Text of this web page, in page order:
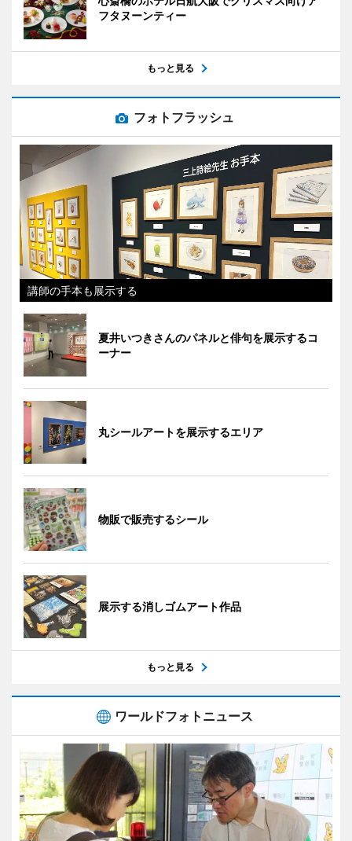
フタヌーンティー
もっと見る
フォトフラッシュ
講師の手本も展示する
夏井いつきさんのパネルと俳句を展示するコ
ーナー
丸シールアートを展示するエリア
物販で販売するシール
展示する消しゴムアート作品
もっと見る
ワールドフォトニュース